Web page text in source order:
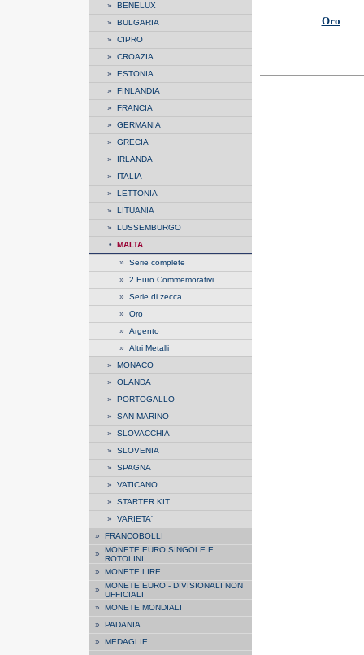
» BENELUX
» BULGARIA
» CIPRO
» CROAZIA
» ESTONIA
» FINLANDIA
» FRANCIA
» GERMANIA
» GRECIA
» IRLANDA
» ITALIA
» LETTONIA
» LITUANIA
» LUSSEMBURGO
•
MALTA
» Serie complete
» 2 Euro Commemorativi
» Serie di zecca
» Oro
» Argento
» Altri Metalli
» MONACO
» OLANDA
» PORTOGALLO
» SAN MARINO
» SLOVACCHIA
» SLOVENIA
» SPAGNA
» VATICANO
» STARTER KIT
» VARIETA'
» FRANCOBOLLI
» MONETE EURO SINGOLE E
ROTOLINI
» MONETE LIRE
» MONETE EURO - DIVISIONALI NON
UFFICIALI
» MONETE MONDIALI
» PADANIA
» MEDAGLIE
Oro